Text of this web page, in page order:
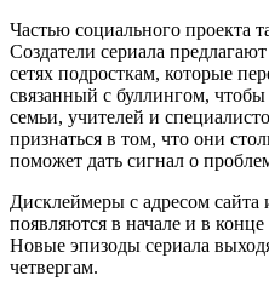
Частью социального проекта
Создатели сериала
сетях подросткам, которые
связанный с буллингом,
семьи, учителей и
признаться в том, что они
поможет дать сигнал о
Дисклеймеры с адресом сайта
появляются в начале и в
Новые эпизоды сериала
четвергам.